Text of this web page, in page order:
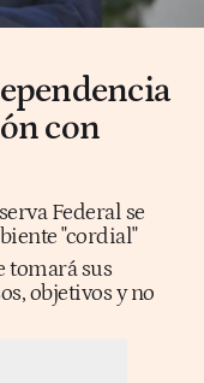
con
Federal se
"cordial"
tomará sus
objetivos y no